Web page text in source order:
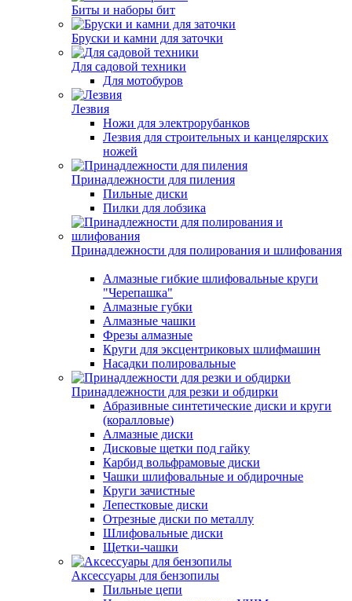
Биты и наборы бит
Бруски и камни для заточки
Для садовой техники
Для мотобуров
Лезвия
Ножи для электрорубанков
Лезвия для строительных и канцелярских
ножей
Принадлежности для пиления
Пильные диски
Пилки для лобзика
Принадлежности для полирования и шлифования
Алмазные гибкие шлифовальные круги
"Черепашка"
Алмазные губки
Алмазные чашки
Фрезы алмазные
Круги для эксцентриковых шлифмашин
Насадки полировальные
Принадлежности для резки и обдирки
Абразивные синтетические диски и круги
(коралловые)
Алмазные диски
Дисковые щетки под гайку
Карбид вольфрамовые диски
Чашки шлифовальные и обдирочные
Круги зачистные
Лепестковые диски
Отрезные диски по металлу
Шлифовальные диски
Щетки-чашки
Аксессуары для бензопилы
Пильные цепи